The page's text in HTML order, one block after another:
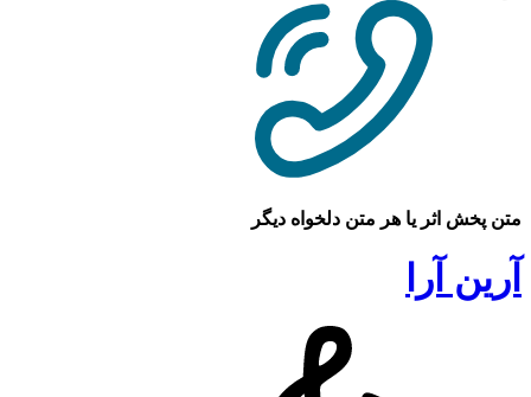
متن پخش اثر یا هر متن دلخواه دیگر
آرین آرا